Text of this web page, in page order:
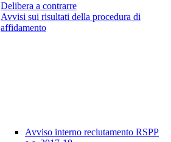
Delibera a contrarre
Avvisi sui risultati della procedura di
affidamento
Avviso interno reclutamento RSPP